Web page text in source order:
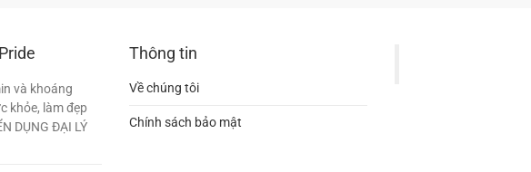
và khoáng
khỏe, làm đẹp
DỤNG ĐẠI LÝ
Thông tin
Về chúng tôi
Chính sách bảo mật